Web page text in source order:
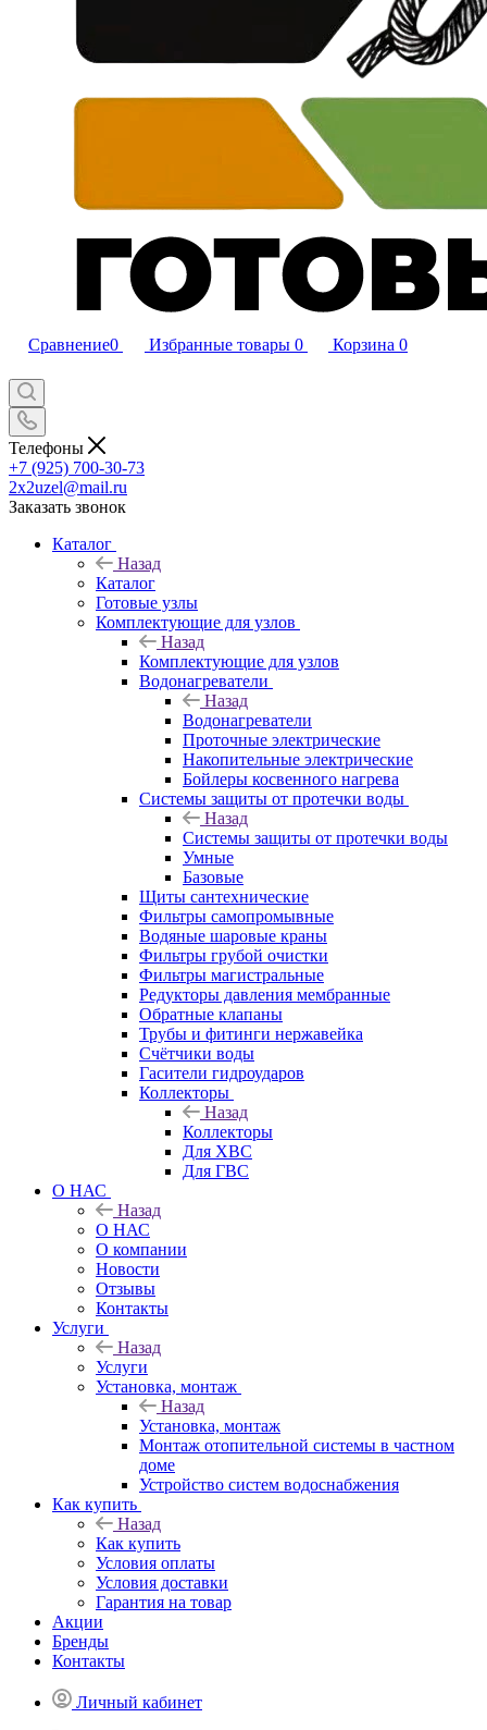
Сравнение0 Избранные товары 0 Корзина 0
Телефоны
+7 (925) 700-30-73
2x2uzel@mail.ru
Заказать звонок
Каталог
Назад
Каталог
Готовые узлы
Комплектующие для узлов
Назад
Комплектующие для узлов
Водонагреватели
Назад
Водонагреватели
Проточные электрические
Накопительные электрические
Бойлеры косвенного нагрева
Системы защиты от протечки воды
Назад
Системы защиты от протечки воды
Умные
Базовые
Щиты сантехнические
Фильтры самопромывные
Водяные шаровые краны
Фильтры грубой очистки
Фильтры магистральные
Редукторы давления мембранные
Обратные клапаны
Трубы и фитинги нержавейка
Счётчики воды
Гасители гидроударов
Коллекторы
Назад
Коллекторы
Для ХВС
Для ГВС
О НАС
Назад
О НАС
О компании
Новости
Отзывы
Контакты
Услуги
Назад
Услуги
Установка, монтаж
Назад
Установка, монтаж
Монтаж отопительной системы в частном
доме
Устройство систем водоснабжения
Как купить
Назад
Как купить
Условия оплаты
Условия доставки
Гарантия на товар
Акции
Бренды
Контакты
Личный кабинет